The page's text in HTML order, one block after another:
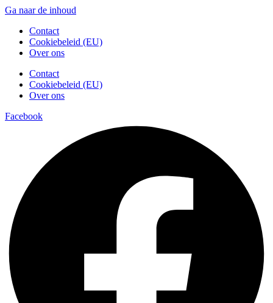
Ga naar de inhoud
Contact
Cookiebeleid (EU)
Over ons
Contact
Cookiebeleid (EU)
Over ons
Facebook